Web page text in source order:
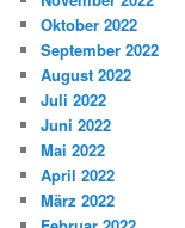
Oktober 2022
September 2022
August 2022
Juli 2022
Juni 2022
Mai 2022
April 2022
März 2022